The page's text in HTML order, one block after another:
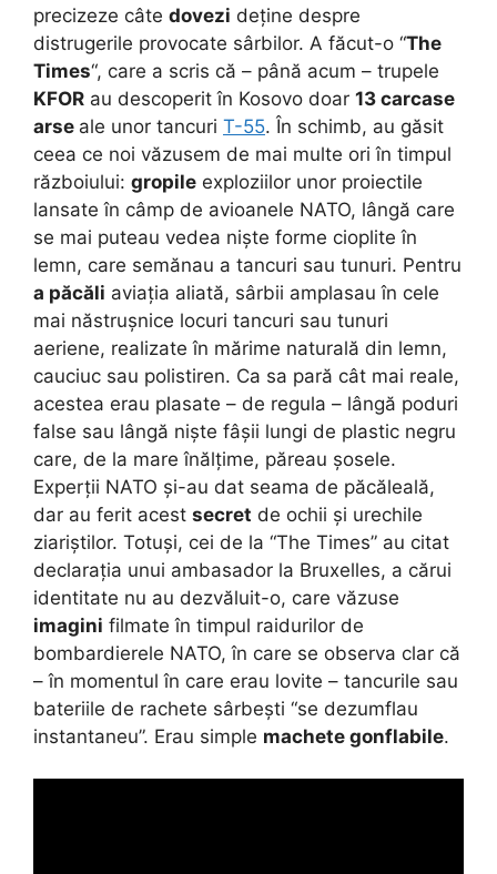
precizeze câte dovezi deține despre
distrugerile provocate sârbilor. A făcut-o “The
Times“, care a scris că – până acum – trupele
KFOR au descoperit în Kosovo doar 13 carcase
arse ale unor tancuri T-55. În schimb, au găsit
ceea ce noi văzusem de mai multe ori în timpul
războiului: gropile exploziilor unor proiectile
lansate în câmp de avioanele NATO, lângă care
se mai puteau vedea niște forme cioplite în
lemn, care semănau a tancuri sau tunuri. Pentru
a păcăli aviația aliată, sârbii amplasau în cele
mai năstrușnice locuri tancuri sau tunuri
aeriene, realizate în mărime naturală din lemn,
cauciuc sau polistiren. Ca sa pară cât mai reale,
acestea erau plasate – de regula – lângă poduri
false sau lângă niște fâșii lungi de plastic negru
care, de la mare înălțime, păreau șosele.
Experții NATO și-au dat seama de păcăleală,
dar au ferit acest secret de ochii și urechile
ziariștilor. Totuși, cei de la “The Times” au citat
declarația unui ambasador la Bruxelles, a cărui
identitate nu au dezvăluit-o, care văzuse
imagini filmate în timpul raidurilor de
bombardierele NATO, în care se observa clar că
– în momentul în care erau lovite – tancurile sau
bateriile de rachete sârbești “se dezumflau
instantaneu”. Erau simple machete gonflabile.